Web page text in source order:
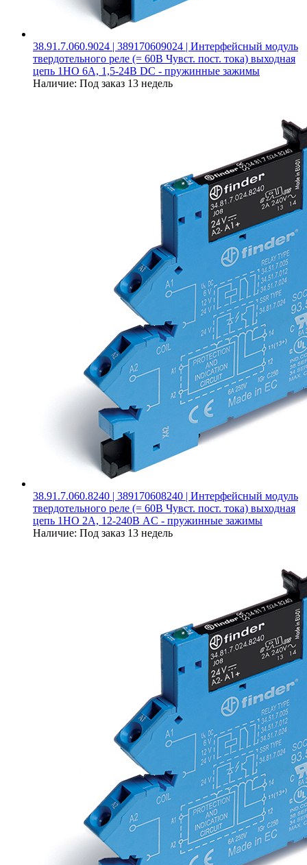
38.91.7.060.9024 | 389170609024 | Интерфейсный модуль
твердотельного реле (= 60В Чувст. пост. тока) выходная
цепь 1НО 6А, 1,5-24В DC - пружинные зажимы
Наличие: Под заказ 13 недель
38.91.7.060.8240 | 389170608240 | Интерфейсный модуль
твердотельного реле (= 60В Чувст. пост. тока) выходная
цепь 1НО 2А, 12-240В AC - пружинные зажимы
Наличие: Под заказ 13 недель